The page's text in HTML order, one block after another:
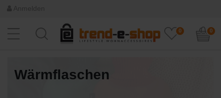
0 0
Wärmflaschen